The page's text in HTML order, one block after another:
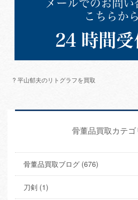
? 平山郁夫のリトグラフを買取
骨董品買取カテゴ
骨董品買取ブログ (676)
刀剣 (1)